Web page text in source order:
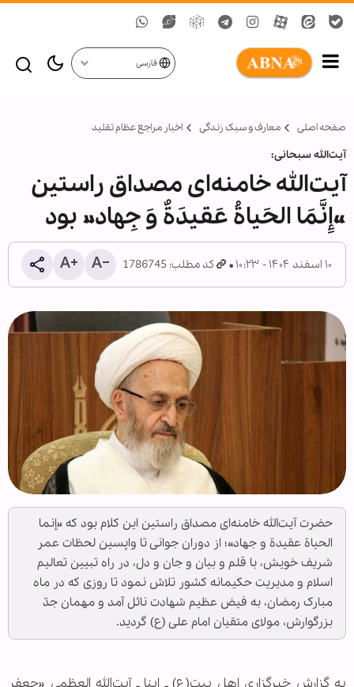
فارسی
صفحه اصلی معارف و سبک زندگی اخبار مراجع عظام تقلید
آیت‌الله سبحانی:
آیت‌الله خامنه‌ای مصداق راستین
«إِنَّمَا الحَیاةُ عَقیدَةٌ وَ جِهاد» بود
۱۰ اسفند ۱۴۰۴ - ۱۰:۲۳ کد مطلب: 1786745
حضرت آیت‌الله خامنه‌ای مصداق راستین این کلام بود که «إنما
الحیاة عقیدة و جهاد»؛ از دوران جوانی تا واپسین لحظات عمر
شریف خویش، با قلم و بیان و جان و دل، در راه تبیین تعالیم
اسلام و مدیریت حکیمانه کشور تلاش نمود تا روزی که در ماه
مبارک رمضان، به فیض عظیم شهادت نائل آمد و مهمان جدّ
بزرگوارش، مولای متقیان امام علی (ع) گردید.